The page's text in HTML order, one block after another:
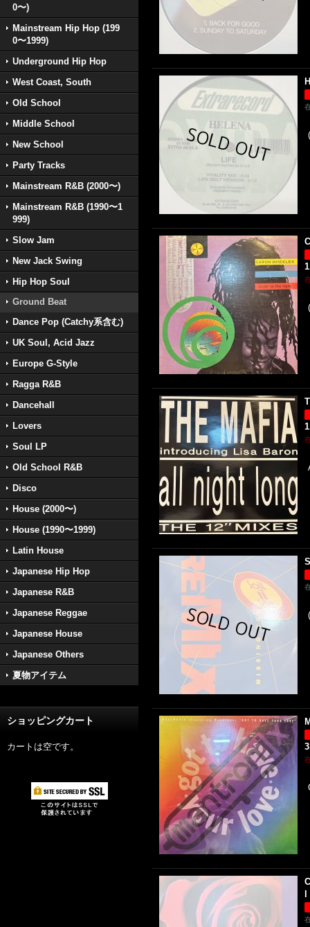
0〜)
Mainstream Hip Hop (199
0〜1999)
Underground Hip Hop
West Coast, South
Old School
Middle School
New School
Party Tracks
Mainstream R&B (2000〜)
Mainstream R&B (1990〜1
999)
Slow Jam
New Jack Swing
Hip Hop Soul
Ground Beat
Dance Pop (Catchy系含む)
UK Soul, Acid Jazz
Europe G-Style
Ragga R&B
Dancehall
Lovers
Soul LP
Old School R&B
Disco
House (2000〜)
House (1990〜1999)
Latin House
Japanese Hip Hop
Japanese R&B
Japanese Reggae
Japanese House
Japanese Others
夏物アイテム
ショッピングカート
カートは空です。